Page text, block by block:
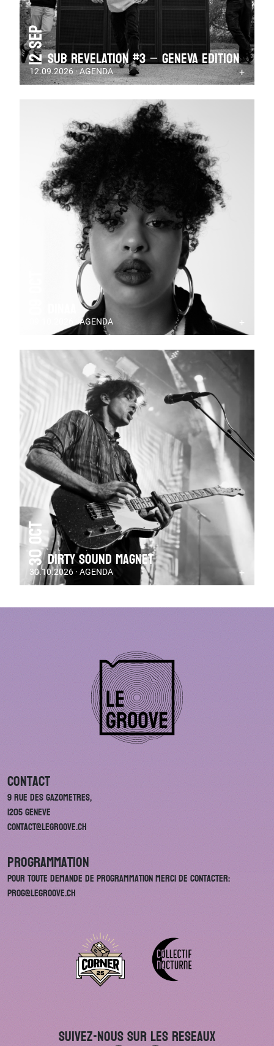
12 SepSUB REVELATION #3 – GENEVA EDITION
12.09.2026 · AGENDA +
09.10.2026 · AGENDA +
30 OctDIRTY SOUND MAGNET
30.10.2026 · AGENDA +
Contact
9 rue des Gazometres,
1205 Geneve
contact@legroove.ch
Programmation
Pour toute demande de programmation merci de contacter:
prog@legroove.ch
Suivez-nous sur les reseaux